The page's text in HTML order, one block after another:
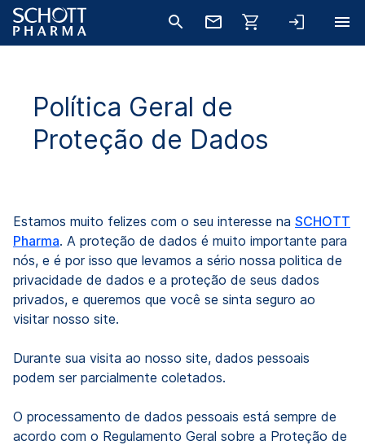
Política Geral de
Proteção de Dados
Estamos muito felizes com o seu interesse na SCHOTT
Pharma. A proteção de dados é muito importante para
nós, e é por isso que levamos a sério nossa politica de
privacidade de dados e a proteção de seus dados
privados, e queremos que você se sinta seguro ao
visitar nosso site.
Durante sua visita ao nosso site, dados pessoais
podem ser parcialmente coletados.
O processamento de dados pessoais está sempre de
acordo com o Regulamento Geral sobre a Proteção de